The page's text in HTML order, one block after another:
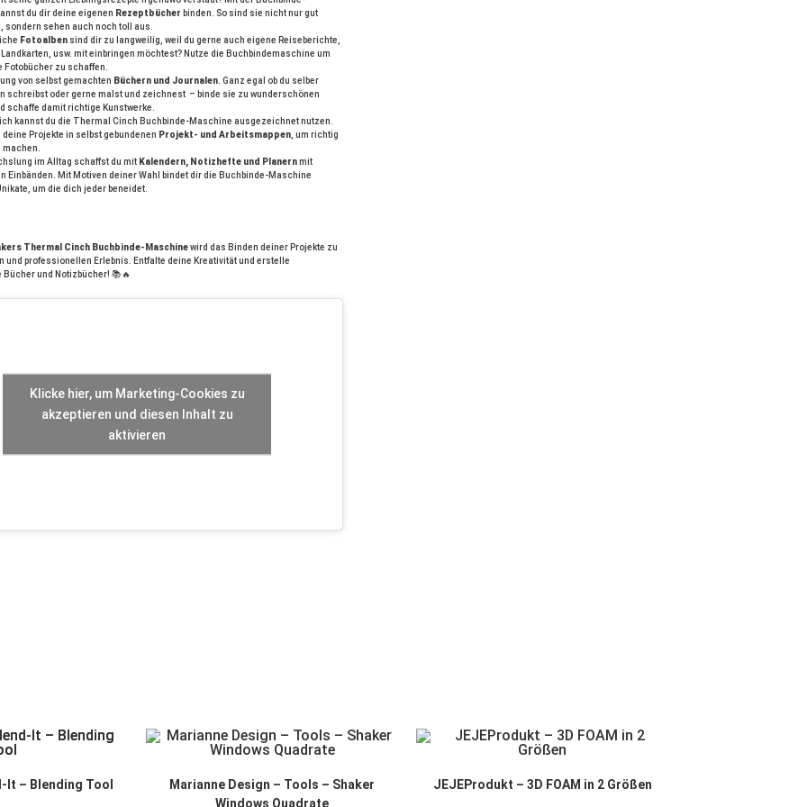
du dir deine eigenen Rezeptbücher binden. So sind sie nicht nur gut
sondern sehen auch noch toll aus.
Fotoalbensind dir zu langweilig, weil du gerne auch eigene Reiseberichte,
Landkarten, usw. mit einbringen möchtest? Nutze die Buchbindemaschine um
Fotobücher zu schaffen.
von selbst gemachten Büchern und Journalen. Ganz egal ob du selber
schreibst oder gerne malst und zeichnest – binde sie zu wunderschönen
schaffe damit richtige Kunstwerke.
kannst du die Thermal Cinch Buchbinde-Maschine ausgezeichnet nutzen.
deine Projekte in selbst gebundenen Projekt- und Arbeitsmappen, um richtig
machen.
im Alltag schaffst du mit Kalendern, Notizhefte und Planernmit
Einbänden. Mit Motiven deiner Wahl bindet dir die Buchbinde-Maschine
um die dich jeder beneidet.
Thermal Cinch Buchbinde-Maschinewird das Binden deiner Projekte zu
und professionellen Erlebnis. Entfalte deine Kreativität und erstelle
Bücher und Notizbücher! 📚🔥
Klicke hier, um Marketing-Cookies zu
akzeptieren und diesen Inhalt zu
aktivieren
It – Blending Tool
Marianne Design – Tools – Shaker
Windows Quadrate
JEJEProdukt – 3D FOAM in 2 Größen